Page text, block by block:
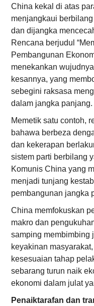
China kekal di atas
menjangkaui
dan dijangka
Rencana berjudul
Pembangunan
menekankan
kesannya, yang
sebegini raksasa
dalam jangka panjang.
Memetik satu contoh,
bahawa berbeza
dan kekerapan
sistem parti berbilang
Komunis China yang
menjadi tunjang
pembangunan jangka
China memfokuskan
makro dan
samping membimbing
keyakinan
kesesuaian tahap
sebarang turun naik
ekonomi dalam julat
Penaiktarafan dan